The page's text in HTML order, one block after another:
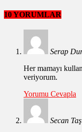
10 YORUMLAR
Serap
Her mamayı
veriyorum.
Yorumu Cevapla
Secan Taş